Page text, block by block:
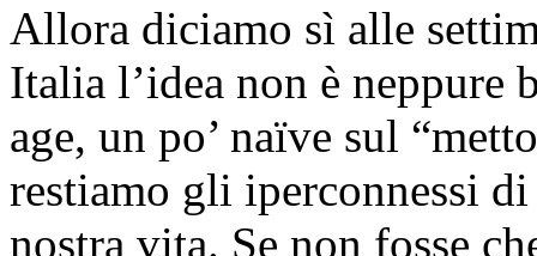
Allora diciamo sì alle
Italia l’idea non è neppure
age, un po’ naïve sul
restiamo gli iperconnessi
nostra vita. Se non fosse